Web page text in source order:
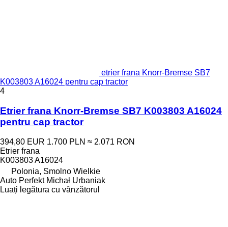
etrier frana Knorr-Bremse SB7
K003803 A16024 pentru cap tractor
4
Etrier frana Knorr-Bremse SB7 K003803 A16024
pentru cap tractor
394,80 EUR 1.700 PLN ≈ 2.071 RON
Etrier frana
K003803 A16024
Polonia, Smolno Wielkie
Auto Perfekt Michał Urbaniak
Luați legătura cu vânzătorul